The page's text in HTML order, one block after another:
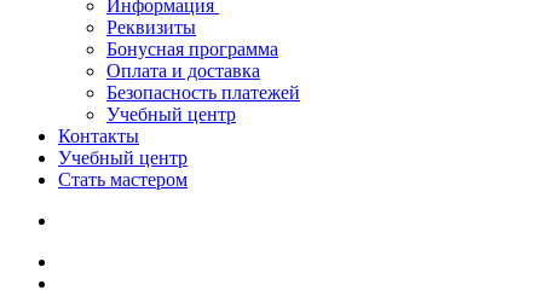
Информация
Реквизиты
Бонусная программа
Оплата и доставка
Безопасность платежей
Учебный центр
Контакты
Учебный центр
Стать мастером